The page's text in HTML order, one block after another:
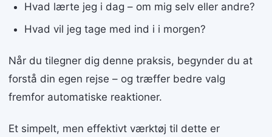
Hvad lærte jeg i dag – om mig selv eller andre?
Hvad vil jeg tage med ind i i morgen?
Når du tilegner dig denne praksis, begynder du at
forstå din egen rejse – og træffer bedre valg
fremfor automatiske reaktioner.
Et simpelt, men effektivt værktøj til dette er